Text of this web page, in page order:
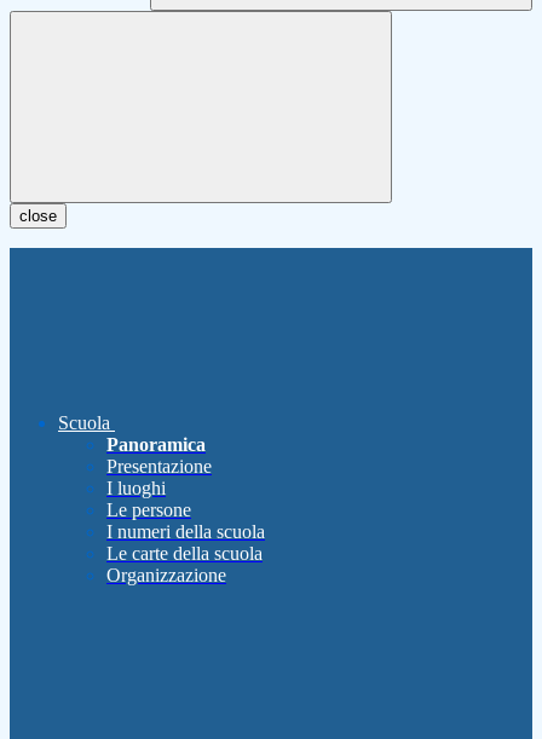
close
Scuola
Panoramica
Presentazione
I luoghi
Le persone
I numeri della scuola
Le carte della scuola
Organizzazione